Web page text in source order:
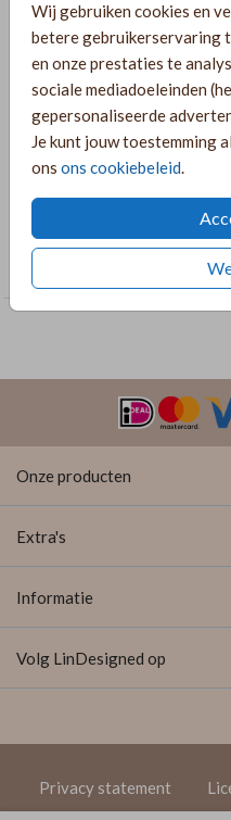
Wij gebruiken cookies en
betere gebruikerservaring
en onze prestaties te
sociale mediadoeleinden
gepersonaliseerde
Je kunt jouw toestemming
ons ons cookiebeleid.
PRODUCTINFORMATIE
OMSCHRIJVING
Kraamfeest kaartje met
geheel naar wens in de online
COLLECTIE
Onze producten
Extra's
Informatie
Volg LinDesigned op
Privacy statement